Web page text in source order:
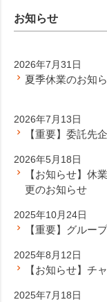
お知らせ
2026年7月31日
夏季休業のお知
2026年7月13日
【重要】委託先
2026年5月18日
【お知らせ】休
更のお知らせ
2025年10月24日
【重要】グルー
2025年8月12日
【お知らせ】チ
2025年7月18日